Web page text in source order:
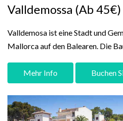
Valldemossa (Ab 45€)
Valldemosa ist eine Stadt und
Mallorca auf den Balearen. Die
Mehr Info Buchen